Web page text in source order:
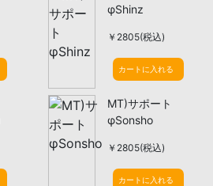
φShinz
￥2805(税込)
カートに入れる
MT)サポート
φSonsho
￥2805(税込)
カートに入れる